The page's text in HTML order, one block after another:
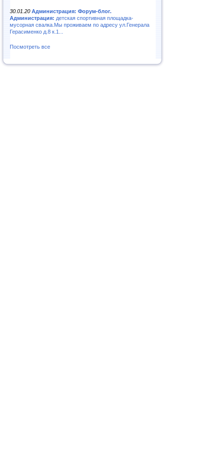
30.01.20 Администрация: Форум-блог.
Администрация: детская спортивная площадка-
мусорная свалка.Мы проживаем по адресу ул.Генерала
Герасименко д.8 к.1...
Посмотреть все